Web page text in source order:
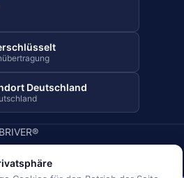
Deutschland